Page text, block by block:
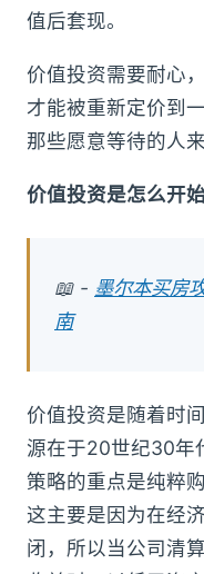
值后套现。
价值投资需要耐心
才能被重新定价到
那些愿意等待的人
价值投资是怎么开始
📖 - 墨尔本买房
南
价值投资是随着时
源在于20世纪30年
策略的重点是纯粹
这主要是因为在经
闭，所以当公司清